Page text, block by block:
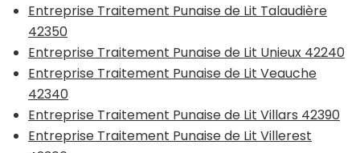
Entreprise Traitement Punaise de Lit Talaudière
42350
Entreprise Traitement Punaise de Lit Unieux 42240
Entreprise Traitement Punaise de Lit Veauche
42340
Entreprise Traitement Punaise de Lit Villars 42390
Entreprise Traitement Punaise de Lit Villerest